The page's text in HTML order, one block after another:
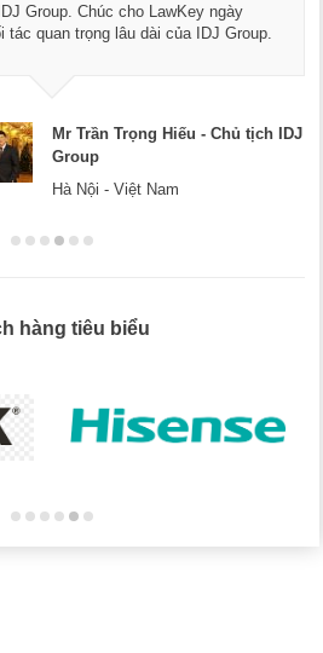
Group. Chúc cho LawKey ngày
tác quan trọng lâu dài của IDJ Group.
Mr Trần Trọng Hiếu - Chủ tịch IDJ
Group
Hà Nội - Việt Nam
hàng tiêu biểu